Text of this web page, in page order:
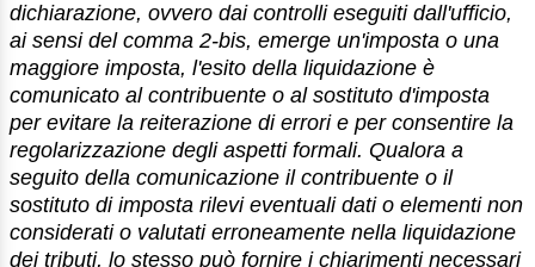
dichiarazione, ovvero dai controlli eseguiti dall'ufficio,
ai sensi del comma 2-bis, emerge un'imposta o una
maggiore imposta, l'esito della liquidazione è
comunicato al contribuente o al sostituto d'imposta
per evitare la reiterazione di errori e per consentire la
regolarizzazione degli aspetti formali. Qualora a
seguito della comunicazione il contribuente o il
sostituto di imposta rilevi eventuali dati o elementi non
considerati o valutati erroneamente nella liquidazione
dei tributi, lo stesso può fornire i chiarimenti necessari